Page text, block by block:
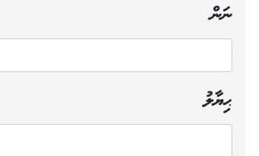
ނަން
ޙިޔާލު